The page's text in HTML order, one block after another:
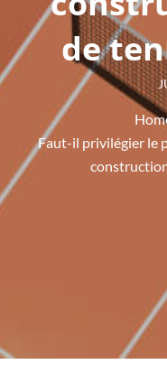
de
Faut-il privilégier le